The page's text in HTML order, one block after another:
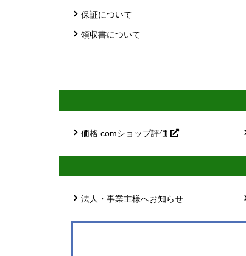
保証について
領収書について
価格.comショップ評価
法人・事業主様へお知らせ